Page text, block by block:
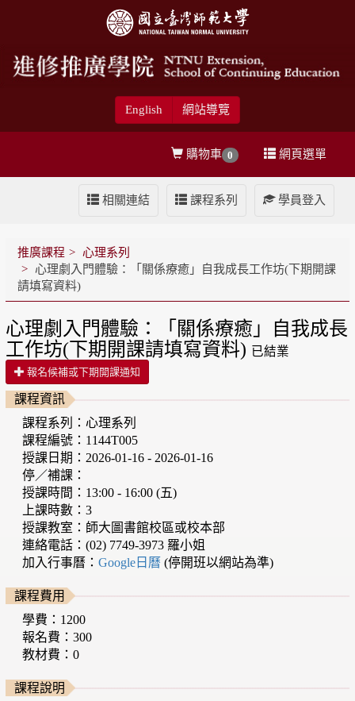
English 網站導覽
網頁選單
購物車 0
學員登入
課程系列
相關連結
推廣課程
心理系列
心理劇入門體驗：「關係療癒」自我成長工作坊(下期開課
請填寫資料)
心理劇入門體驗：「關係療癒」自我成長
工作坊(下期開課請填寫資料) 已結業
報名候補或下期開課通知
課程資訊
課程系列：心理系列
課程編號：1144T005
授課日期：2026-01-16 - 2026-01-16
停／補課：
授課時間：13:00 - 16:00 (五)
上課時數：3
授課教室：師大圖書館校區或校本部
連絡電話：(02) 7749-3973 羅小姐
加入行事曆：Google日曆(停開班以網站為準)
課程費用
學費：1200
報名費：300
教材費：0
課程說明